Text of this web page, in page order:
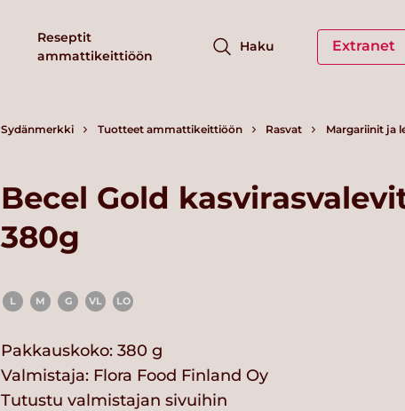
Reseptit
ammattikeittiöön
Haku Extranet
Sydänmerkki Tuotteet ammattikeittiöön Rasvat Margariinit ja
Becel Gold
380g
L M G VL LO
Pakkauskoko: 380 g
Valmistaja: Flora Food Finland Oy
Tutustu valmistajan sivuihin